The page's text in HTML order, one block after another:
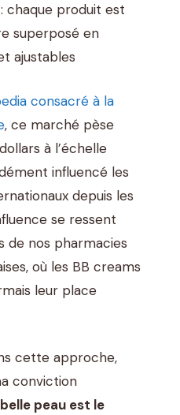
: chaque produit est
superposé en
ajustables
consacré à la
, ce marché pèse
à l’échelle
influencé les
depuis les
se ressent
de nos pharmacies
où les BB creams
leur place
cette approche,
conviction
peau est le